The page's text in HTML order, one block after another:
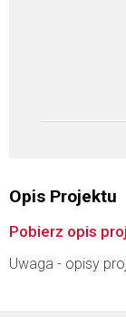
Opis Projektu
Pobierz opis
Uwaga - opisy